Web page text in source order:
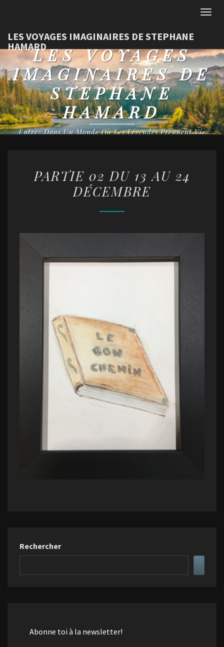
LES VOYAGES IMAGINAIRES DE STEPHANE
HAMARDLES VOYAGES
IMAGINAIRES DE
STEPHANE
HAMARD
Entrez Dans Un Monde Où Les Légendes Prennent Vie
02
DU
24
PARTIE 02 DU 13 AU 24
DÉCEMBRE
Rechercher
Abonne toi à la newsletter!